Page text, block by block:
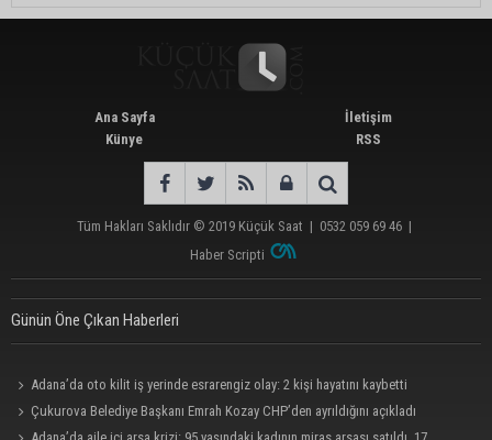
Ana Sayfa
Künye
İletişim
RSS
Tüm Hakları Saklıdır © 2019 Küçük Saat | 0532 059 69 46 |
Haber Scripti
Günün Öne Çıkan Haberleri
Adana’da oto kilit iş yerinde esrarengiz olay: 2 kişi hayatını kaybetti
Çukurova Belediye Başkanı Emrah Kozay CHP’den ayrıldığını açıkladı